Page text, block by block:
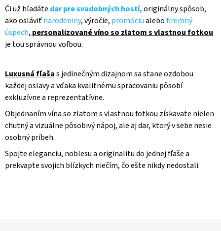
U
Či už hľadáte dar pre svadobných hostí,originálny spôsob,
ako osláviťnarodeniny, výročie, promóciualebofiremný
úspech, personalizované víno so zlatom s vlastnou fotkou
je tou správnou voľbou.
Luxusná fľašas jedinečným dizajnom sa stane ozdobou
každej oslavy a vďaka kvalitnému spracovaniu pôsobí
exkluzívne a reprezentatívne.
Objednaním vína so zlatom s vlastnou fotkou získavate nielen
chutný a vizuálne pôsobivý nápoj, ale aj dar, ktorý v sebe nesie
osobný príbeh.
Spojte eleganciu, noblesu a originalitu do jednej fľaše a
prekvapte svojich blízkych niečím, čo ešte nikdy nedostali.